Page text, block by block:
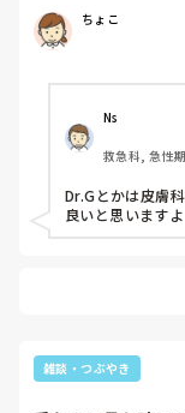
ちょこ
Ns
救急科, 急性
Dr.Gとかは皮膚
良いと思いますよ
雑談・つぶやき